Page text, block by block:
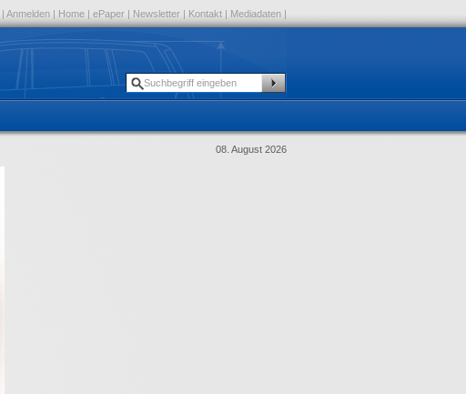
| Anmelden | Home | ePaper | Newsletter | Kontakt | Mediadaten |
08. August 2026